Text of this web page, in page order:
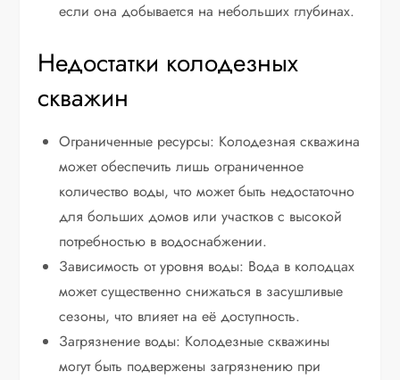
если она добывается на небольших глубинах.
Недостатки колодезных
скважин
Ограниченные ресурсы: Колодезная скважина
может обеспечить лишь ограниченное
количество воды, что может быть недостаточно
для больших домов или участков с высокой
потребностью в водоснабжении.
Зависимость от уровня воды: Вода в колодцах
может существенно снижаться в засушливые
сезоны, что влияет на её доступность.
Загрязнение воды: Колодезные скважины
могут быть подвержены загрязнению при